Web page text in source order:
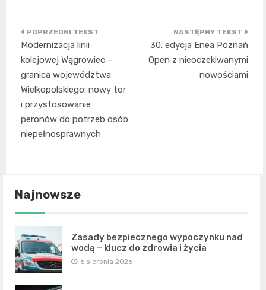
Nawigacja
wpisu
Modernizacja linii
kolejowej Wągrowiec –
granica województwa
Wielkopolskiego: nowy tor
i przystosowanie
peronów do potrzeb osób
niepełnosprawnych
30. edycja Enea Poznań
Open z nieoczekiwanymi
nowościami
Najnowsze
Zasady bezpiecznego wypoczynku nad
wodą – klucz do zdrowia i życia
6 sierpnia 2026